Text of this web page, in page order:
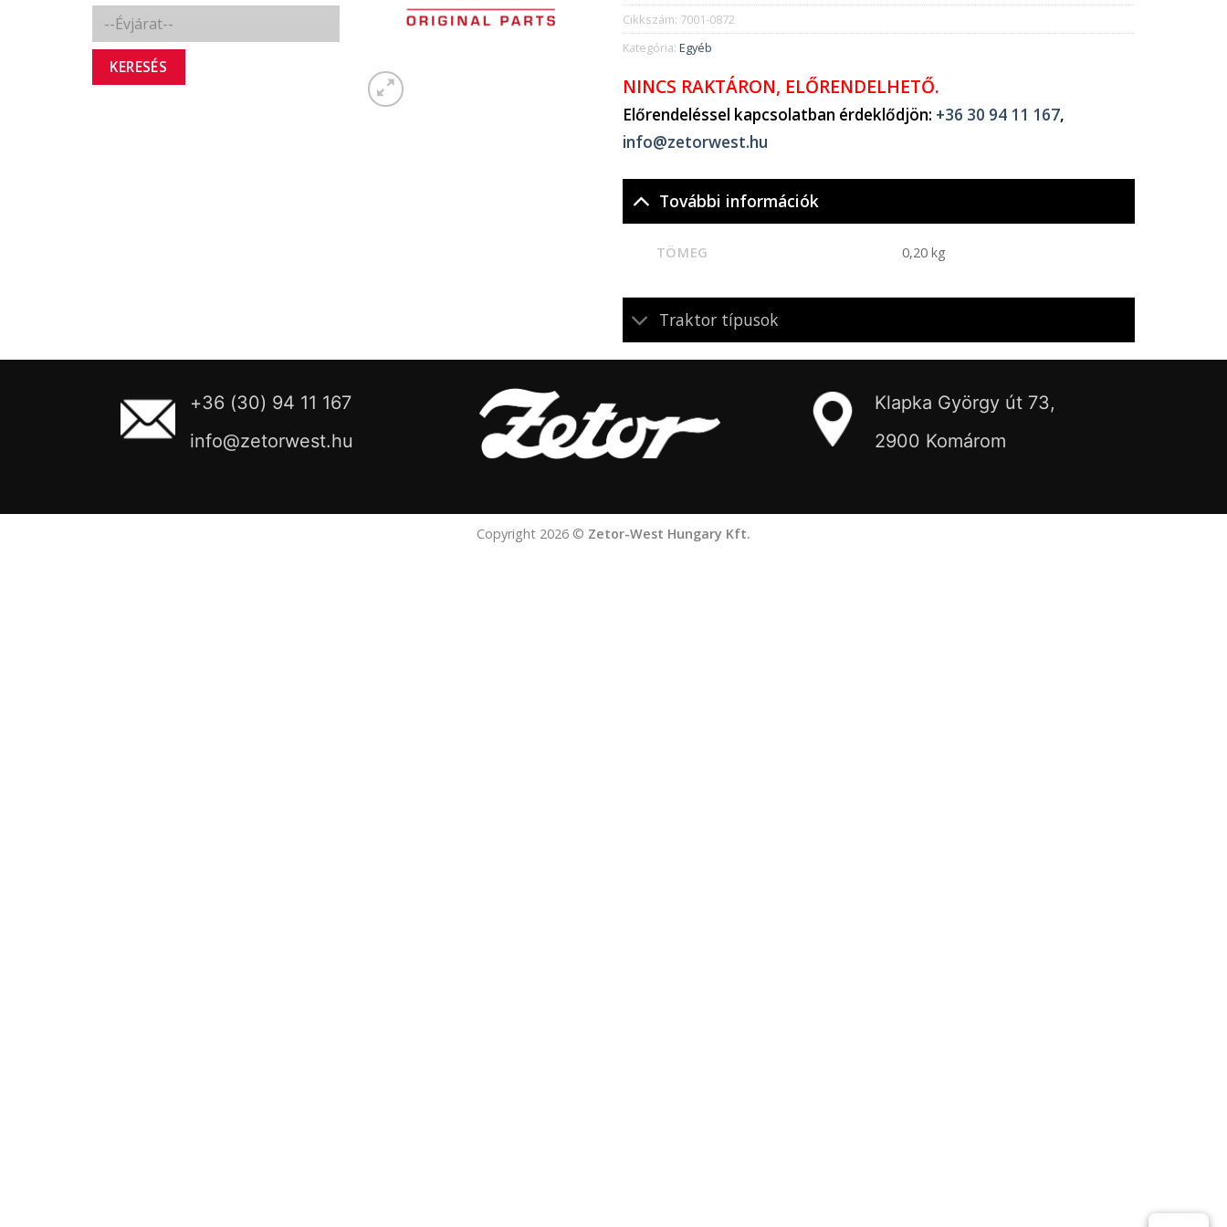
KERESÉS
Cikkszám: 7001-0872
Kategória: Egyéb
NINCS RAKTÁRON, ELŐRENDELHETŐ.
Előrendeléssel kapcsolatban érdeklődjön: +36 30 94 11 167,
info@zetorwest.hu
További információk
TÖMEG 0,20 kg
Traktor típusok
+36 (30) 94 11 167
info@zetorwest.hu
Klapka György út 73,
2900 Komárom
Copyright 2026 © Zetor-West Hungary Kft.